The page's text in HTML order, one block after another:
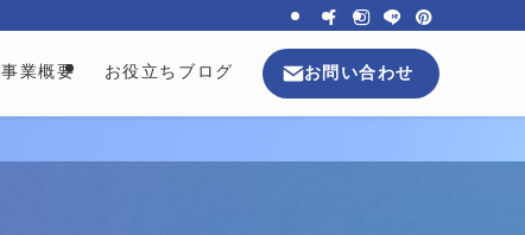
事業概要 お役立ちブログ
お問い合わせ